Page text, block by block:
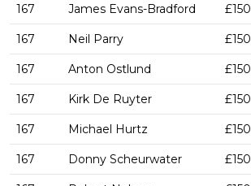
167 James Evans-Bradford £150
167 Neil Parry £150
167 Anton Ostlund £150
167 Kirk De Ruyter £150
167 Michael Hurtz £150
167 Donny Scheurwater £150